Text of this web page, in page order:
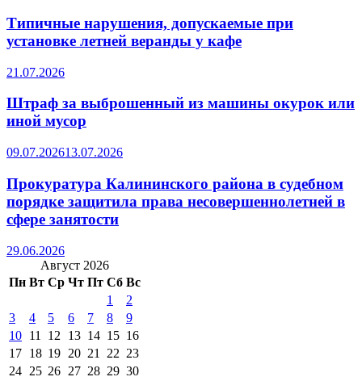
Типичные нарушения, допускаемые при
установке летней веранды у кафе
21.07.2026
Штраф за выброшенный из машины окурок или
иной мусор
09.07.202613.07.2026
Прокуратура Калининского района в судебном
порядке защитила права несовершеннолетней в
сфере занятости
29.06.2026
Август 2026
Пн Вт Ср Чт Пт Сб Вс
1
2
3
4 5 6 7 8
9
10 11 12 13 14 15 16
17 18 19 20 21 22 23
24 25 26 27 28 29 30